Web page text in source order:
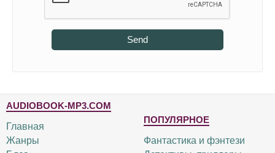
Send
AUDIOBOOK-MP3.COM
Главная
Жанры
ПОПУЛЯРНОЕ
Фантастика и фэнтези